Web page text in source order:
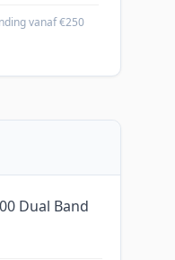
vanaf €250
Dual Band